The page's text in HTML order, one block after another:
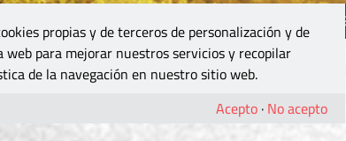
propias y de terceros de personalización y de
para mejorar nuestros servicios y recopilar
de la navegación en nuestro sitio web.
Acepto · No acepto